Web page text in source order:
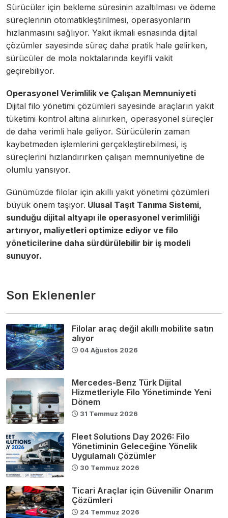
Sürücüler için bekleme süresinin azaltılması ve ödeme
süreçlerinin otomatikleştirilmesi, operasyonların
hızlanmasını sağlıyor. Yakıt ikmali esnasında dijital
çözümler sayesinde süreç daha pratik hale gelirken,
sürücüler de mola noktalarında keyifli vakit
geçirebiliyor.
Operasyonel Verimlilik ve Çalışan Memnuniyeti
Dijital filo yönetimi çözümleri sayesinde araçların yakıt
tüketimi kontrol altına alınırken, operasyonel süreçler
de daha verimli hale geliyor. Sürücülerin zaman
kaybetmeden işlemlerini gerçekleştirebilmesi, iş
süreçlerini hızlandırırken çalışan memnuniyetine de
olumlu yansıyor.
Günümüzde filolar için akıllı yakıt yönetimi çözümleri
büyük önem taşıyor. Ulusal Taşıt Tanıma Sistemi,
sunduğu dijital altyapı ile operasyonel verimliliği
artırıyor, maliyetleri optimize ediyor ve filo
yöneticilerine daha sürdürülebilir bir iş modeli
sunuyor.
Son Eklenenler
Filolar araç değil akıllı mobilite satın
alıyor
04 Ağustos 2026
Mercedes-Benz Türk Dijital
Hizmetleriyle Filo Yönetiminde Yeni
Dönem
31 Temmuz 2026
Fleet Solutions Day 2026: Filo
Yönetiminin Geleceğine Yönelik
Uygulamalı Çözümler
30 Temmuz 2026
Ticari Araçlar için Güvenilir Onarım
Çözümleri
24 Temmuz 2026